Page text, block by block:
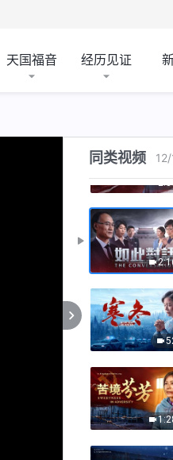
天国福音 经历见证
同类视频 12/